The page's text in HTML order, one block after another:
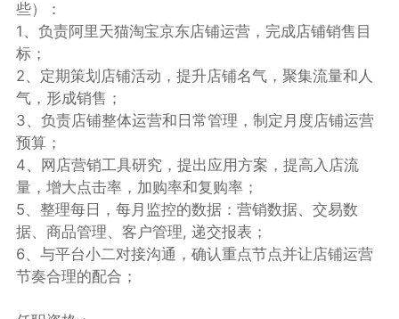
些）：
1、负责阿里天猫淘宝京东店铺运营，完成店铺销售目
标；
2、定期策划店铺活动，提升店铺名气，聚集流量和人
气，形成销售；
3、负责店铺整体运营和日常管理，制定月度店铺运营
预算；
4、网店营销工具研究，提出应用方案，提高入店流
量，增大点击率，加购率和复购率；
5、整理每日，每月监控的数据：营销数据、交易数
据、商品管理、客户管理, 递交报表；
6、与平台小二对接沟通，确认重点节点并让店铺运营
节奏合理的配合；